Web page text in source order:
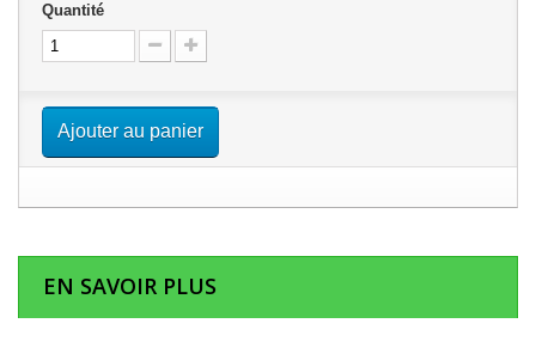
Quantité
Ajouter au panier
EN SAVOIR PLUS